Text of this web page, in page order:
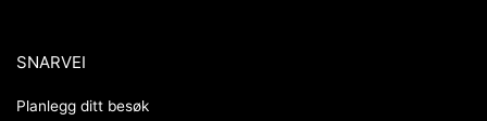
SNARVEI
Planlegg ditt besøk